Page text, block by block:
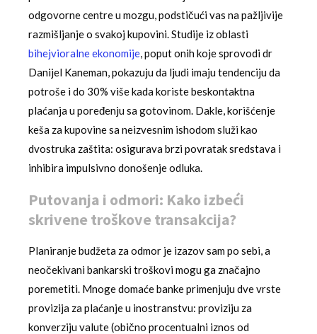
odgovorne centre u mozgu, podstičući vas na pažljivije
razmišljanje o svakoj kupovini. Studije iz oblasti
bihejvioralne ekonomije, poput onih koje sprovodi dr
Danijel Kaneman, pokazuju da ljudi imaju tendenciju da
potroše i do 30% više kada koriste beskontaktna
plaćanja u poređenju sa gotovinom. Dakle, korišćenje
keša za kupovine sa neizvesnim ishodom služi kao
dvostruka zaštita: osigurava brzi povratak sredstava i
inhibira impulsivno donošenje odluka.
Putovanja i odmori: Kako izbeći
skrivene troškove transakcija?
Planiranje budžeta za odmor je izazov sam po sebi, a
neočekivani bankarski troškovi mogu ga značajno
poremetiti. Mnoge domaće banke primenjuju dve vrste
provizija za plaćanje u inostranstvu: proviziju za
konverziju valute (obično procentualni iznos od